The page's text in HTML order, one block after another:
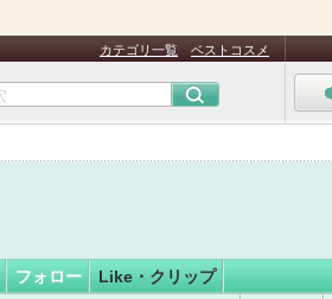
カテゴリ一覧 ベストコスメ
フォロー Like・クリップ